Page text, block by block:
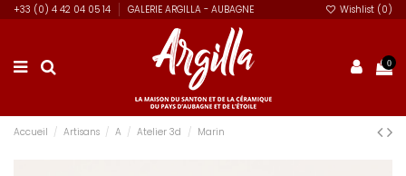
+33 (0) 4 42 04 05 14 GALERIE ARGILLA - AUBAGNE Wishlist (0)
0
Accueil Artisans A Atelier 3d Marin